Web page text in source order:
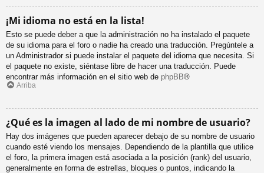
¡Mi idioma no está en la lista!
Esto se puede deber a que la administración no ha instalado el paquete
de su idioma para el foro o nadie ha creado una traducción. Pregúntele a
un Administrador si puede instalar el paquete del idioma que necesita. Si
el paquete no existe, siéntase libre de hacer una traducción. Puede
encontrar más información en el sitio web de phpBB®
Arriba
¿Qué es la imagen al lado de mi nombre de usuario?
Hay dos imágenes que pueden aparecer debajo de su nombre de usuario
cuando esté viendo los mensajes. Dependiendo de la plantilla que utilice
el foro, la primera imagen está asociada a la posición (rank) del usuario,
generalmente en forma de estrellas, bloques o puntos, indicando la